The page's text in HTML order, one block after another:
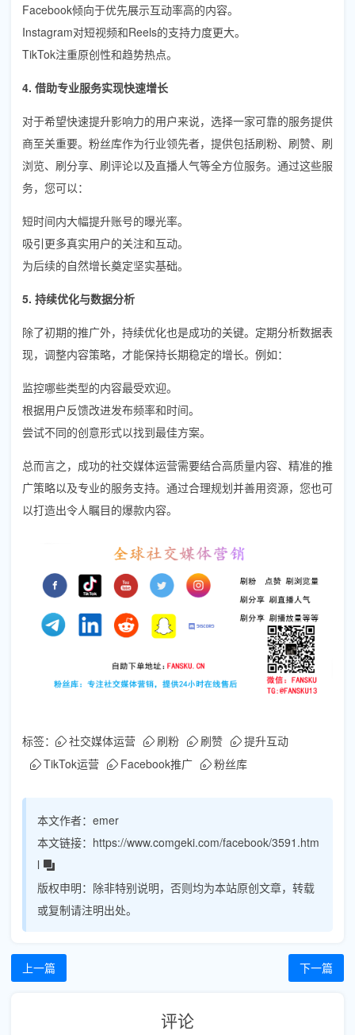
Facebook倾向于优先展示互动率高的内容。
Instagram对短视频和Reels的支持力度更大。
TikTok注重原创性和趋势热点。
4. 借助专业服务实现快速增长
对于希望快速提升影响力的用户来说，选择一家可靠的服务提供
商至关重要。粉丝库作为行业领先者，提供包括刷粉、刷赞、刷
浏览、刷分享、刷评论以及直播人气等全方位服务。通过这些服
务，您可以：
短时间内大幅提升账号的曝光率。
吸引更多真实用户的关注和互动。
为后续的自然增长奠定坚实基础。
5. 持续优化与数据分析
除了初期的推广外，持续优化也是成功的关键。定期分析数据表
现，调整内容策略，才能保持长期稳定的增长。例如：
监控哪些类型的内容最受欢迎。
根据用户反馈改进发布频率和时间。
尝试不同的创意形式以找到最佳方案。
总而言之，成功的社交媒体运营需要结合高质量内容、精准的推
广策略以及专业的服务支持。通过合理规划并善用资源，您也可
以打造出令人瞩目的爆款内容。
标签： 社交媒体运营 刷粉 刷赞
提升互动
TikTok运营
Facebook推广 粉丝库
本文作者： emer
本文链接： https://www.comgeki.com/facebook/3591.htm
l
版权申明： 除非特别说明，否则均为本站原创文章，转载
或复制请注明出处。
上一篇 下一篇
评论